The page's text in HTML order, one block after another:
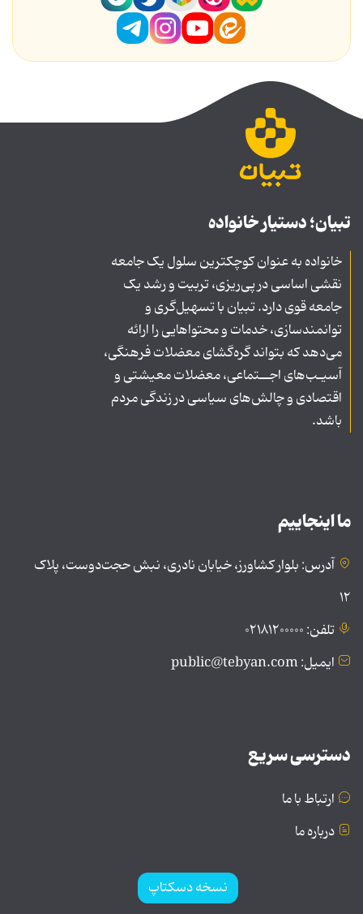
تبیان؛ دستیار خانواده
خانواده به عنوان کوچکترین سلول یک جامعه
نقشی اساسی در پی‌ریزی، تربیت و رشد یک
جامعه قوی دارد. تبیان با تسهیل‌گری و
توانمندسازی، خدمات و محتواهایی را ارائه
می‌دهد که بتواند گره‌گشای معضلات فرهنگی،
آسیـب‌های اجــتماعی، معضلات معیشتی و
اقتصادی و چالش‌های سیاسی در زندگی مردم
باشد.
ما اینجاییم
آدرس: بلوار کشاورز، خیابان نادری، نبش حجت‌دوست، پلاک
۱۲
تلفن: ۰۲۱۸۱۲۰۰۰۰۰
ایمیل: public@tebyan.com
دسترسی سریع
ارتباط با ما
درباره ما
نسخه دسکتاپ